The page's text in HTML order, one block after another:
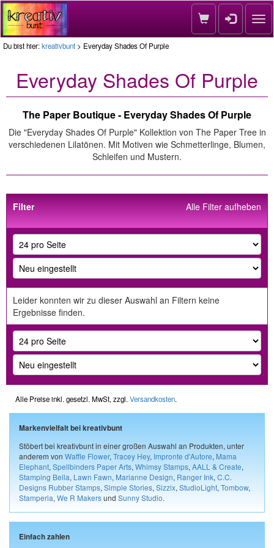
Du bist hier:kreativbunt > Everyday Shades Of Purple
Everyday Shades Of Purple
The Paper Boutique - Everyday Shades Of Purple
Die "Everyday Shades Of Purple" Kollektion von The Paper Tree in
verschiedenen Lilatönen. Mit Motiven wie Schmetterlinge, Blumen,
Schleifen und Mustern.
Alle Filter aufheben
Filter
Leider konnten wir zu dieser Auswahl an Filtern keine
Ergebnisse finden.
Alle Preise inkl. gesetzl. MwSt, zzgl. Versandkosten.
Markenvielfalt bei kreativbunt
Stöbert bei kreativbunt in einer großen Auswahl an Produkten, unter
anderem von Waffle Flower, Tracey Hey, Impronte d'Autore, Mama
Elephant, Spellbinders Paper Arts, Whimsy Stamps, AALL & Create,
Stamping Bella, Lawn Fawn, Marianne Design, Ranger Ink, C.C.
Designs Rubber Stamps, Simple Stories, Sizzix, StudioLight, Tombow,
Stamperia, We R Makersund Sunny Studio.
Einfach zahlen